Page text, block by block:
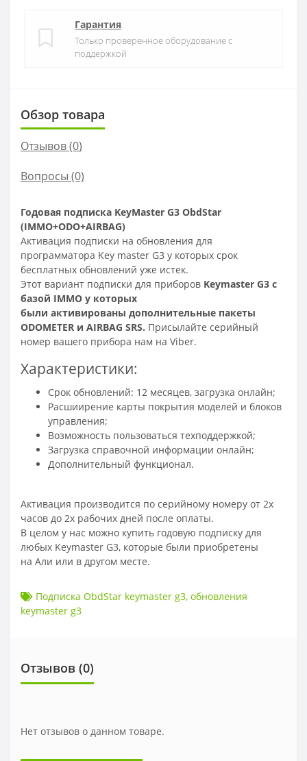
Гарантия
Только проверенное оборудование с
поддержкой
Обзор товара
Отзывов (0)
Вопросы (0)
Годовая подписка KeyMaster G3 ObdStar
(IMMO+ODO+AIRBAG)
Активация подписки на обновления для
программатора Key master G3 у которых срок
бесплатных обновлений уже истек.
Этот вариант подписки для приборов Keymaster G3 с
базой IMMO у которых
были активированы дополнительные пакеты
ODOMETER и AIRBAG SRS. Присылайте серийный
номер вашего прибора нам на Viber.
Характеристики:
Срок обновлений: 12 месяцев, загрузка онлайн;
Расшиирение карты покрытия моделей и блоков
управления;
Возможность пользоваться техподдержкой;
Загрузка справочной информации онлайн;
Дополнительный функционал.
Активация производится по серийному номеру от 2х
часов до 2х рабочих дней после оплаты.
В целом у нас можно купить годовую подписку для
любых Keymaster G3, которые были приобретены
на Али или в другом месте.
Подписка ObdStar keymaster g3, обновления
keymaster g3
Отзывов (0)
Нет отзывов о данном товаре.